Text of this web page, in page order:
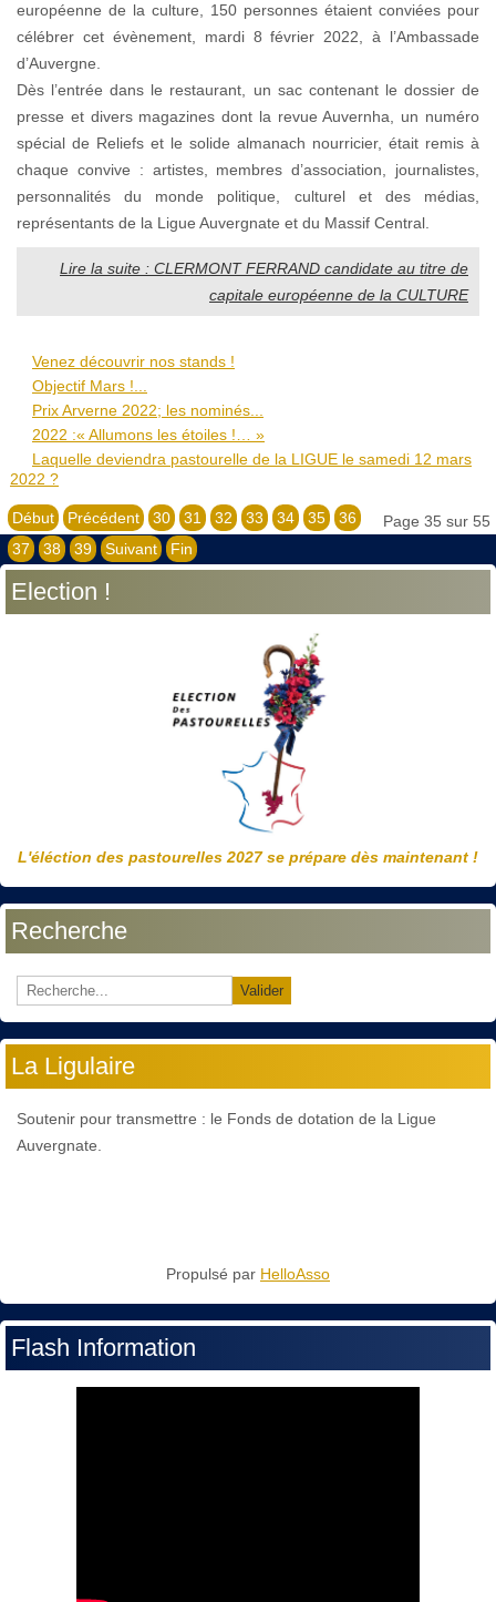
européenne de la culture, 150 personnes étaient conviées pour
célébrer cet évènement, mardi 8 février 2022, à l’Ambassade
d’Auvergne.
Dès l’entrée dans le restaurant, un sac contenant le dossier de
presse et divers magazines dont la revue Auvernha, un numéro
spécial de Reliefs et le solide almanach nourricier, était remis à
chaque convive : artistes, membres d’association, journalistes,
personnalités du monde politique, culturel et des médias,
représentants de la Ligue Auvergnate et du Massif Central.
Lire la suite : CLERMONT FERRAND candidate au titre de
capitale européenne de la CULTURE
Venez découvrir nos stands !
Objectif Mars !...
Prix Arverne 2022; les nominés...
2022 :« Allumons les étoiles !… »
Laquelle deviendra pastourelle de la LIGUE le samedi 12 mars
2022 ?
Page 35 sur 55
Début Précédent 30 31 32 33 34 35
36
37
38 39 Suivant Fin
Election !
L'éléction des pastourelles 2027 se prépare dès maintenant !
Recherche
Valider
La Ligulaire
Soutenir pour transmettre : le Fonds de dotation de la Ligue
Auvergnate.
Propulsé par HelloAsso
Flash Information